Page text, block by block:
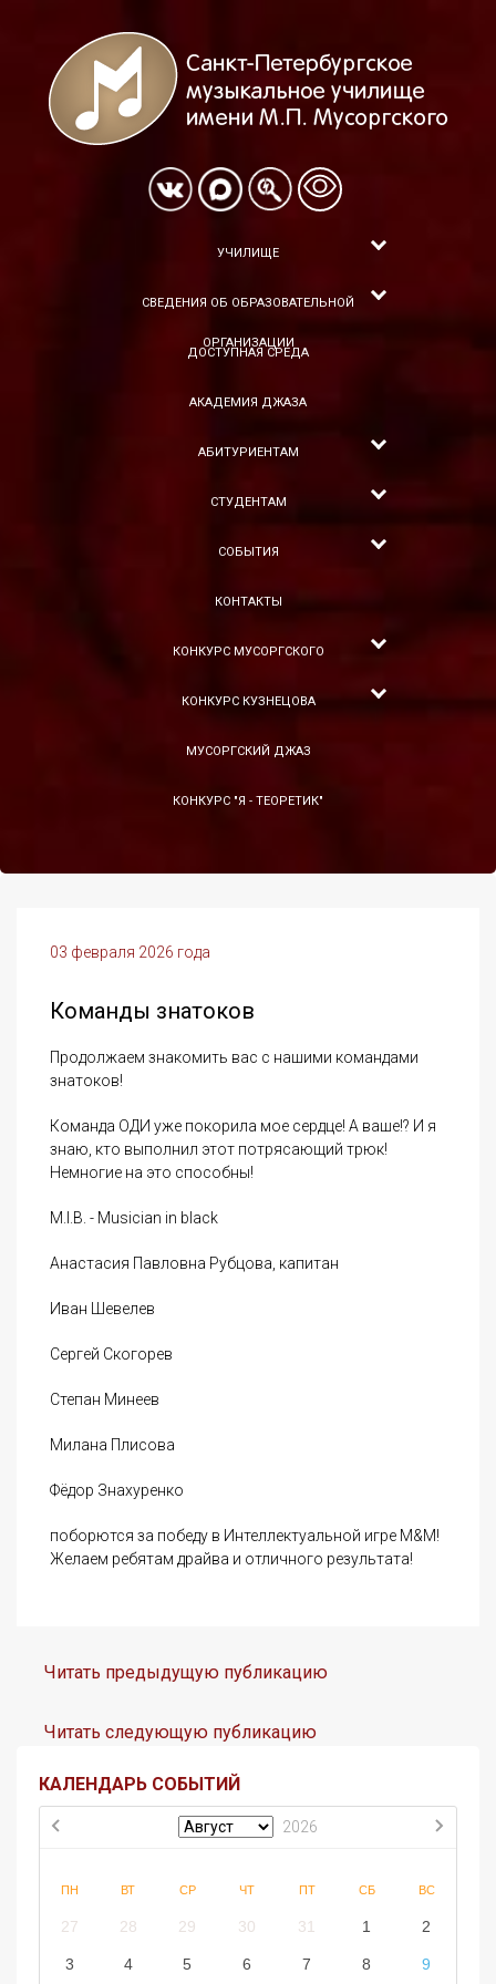
УЧИЛИЩЕ
СВЕДЕНИЯ ОБ ОБРАЗОВАТЕЛЬНОЙ
ОРГАНИЗАЦИИ
ДОСТУПНАЯ СРЕДА
АКАДЕМИЯ ДЖАЗА
АБИТУРИЕНТАМ
СТУДЕНТАМ
СОБЫТИЯ
КОНТАКТЫ
КОНКУРС МУСОРГСКОГО
КОНКУРС КУЗНЕЦОВА
МУСОРГСКИЙ ДЖАЗ
КОНКУРС "Я - ТЕОРЕТИК"
03 февраля 2026 года
Команды знатоков
Продолжаем знакомить вас с нашими командами
знатоков!
Команда ОДИ уже покорила мое сердце! А ваше!? И я
знаю, кто выполнил этот потрясающий трюк!
Немногие на это способны!
M.I.B. - Musician in black
Анастасия Павловна Рубцова, капитан
Иван Шевелев
Сергей Скогорев
Степан Минеев
Милана Плисова
Фёдор Знахуренко
поборются за победу в Интеллектуальной игре М&М!
Желаем ребятам драйва и отличного результата!
Читать предыдущую публикацию
Читать следующую публикацию
КАЛЕНДАРЬ СОБЫТИЙ
2026
ПН ВТ СР ЧТ ПТ СБ ВС
27 28 29 30 31 1 2
3 4 5 6 7 8 9